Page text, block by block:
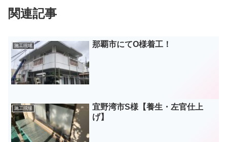
関連記事
施工現場 那覇市にてO様着工！
施工現場
宜野湾市S様【養生・左官仕上
げ】